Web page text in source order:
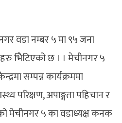
वडा नम्बर ५ मा ९५ जना
भिेटिएको छ । । मेचीनगर ५
सम्पन्न कार्यक्रममा
परिक्षण, अपाङ्गता पहिचान र
मेचीनगर ५ का वडाध्यक्ष कनक